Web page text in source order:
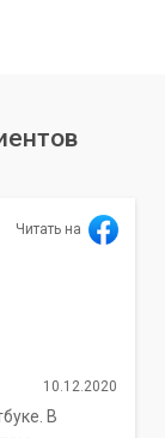
Читать на
10.12.2020
В